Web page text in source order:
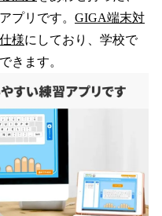
プリです。 GIGA端末対
様にしており、学校で
きます。